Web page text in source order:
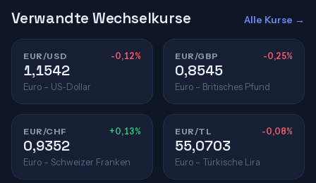
Verwandte Wechselkurse Alle Kurse →
EUR/USD -0,12%
1,1542
Euro – US-Dollar
EUR/GBP -0,25%
0,8545
Euro – Britisches Pfund
EUR/CHF +0,13%
0,9352
Euro – Schweizer Franken
EUR/TL -0,08%
55,0703
Euro – Türkische Lira